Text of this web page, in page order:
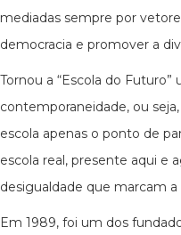
mediadas sempre por
democracia e promover a
Tornou a “Escola do Futuro”
contemporaneidade, ou
escola apenas o ponto de
escola real, presente aqui e
desigualdade que marcam a
Em 1989, foi um dos